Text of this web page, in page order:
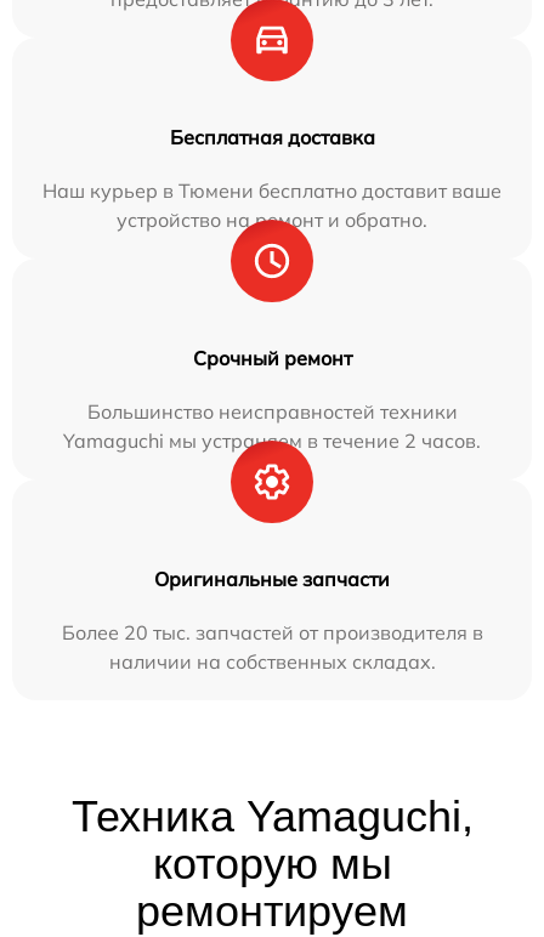
Бесплатная доставка
Наш курьер в Тюмени бесплатно доставит ваше
устройство на ремонт и обратно.
Срочный ремонт
Большинство неисправностей техники
Yamaguchi мы устраняем в течение 2 часов.
Оригинальные запчасти
Более 20 тыс. запчастей от производителя в
наличии на собственных складах.
Техника Yamaguchi,
которую мы
ремонтируем